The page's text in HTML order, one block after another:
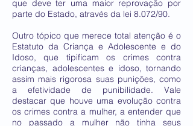
que deve ter uma maior reprovação por
parte do Estado, através da lei 8.072/90.
Outro tópico que merece total atenção é o
Estatuto da Criança e Adolescente e do
Idoso, que tipificam os crimes contra
crianças, adolescentes e idoso, tornando
assim mais rigorosa suas punições, como
a efetividade de punibilidade. Vale
destacar que houve uma evolução contra
os crimes contra a mulher, a entender que
no passado a mulher não tinha seus